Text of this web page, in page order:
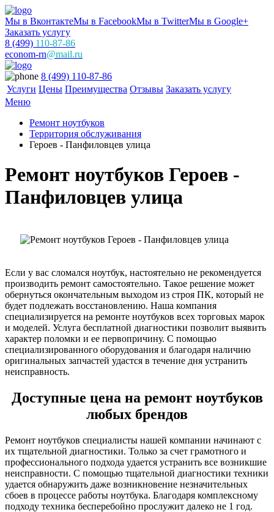
Мы в ВконтактеМы в FacebookМы в TwitterМы в Google+
Заказать услугу
8 (499) 110-87-86
econom-rn@mail.ru
8 (499) 110-87-86
Услуги Цены Преимущества Отзывы Заказать услугу
Меню
Ремонт ноутбуков
Территория обслуживания
Героев - Панфиловцев улица
Ремонт ноутбуков Героев -
Панфиловцев улица
Если у вас сломался ноутбук, настоятельно не рекомендуется
производить ремонт самостоятельно. Такое решение может
обернуться окончательным выходом из строя ПК, который не
будет подлежать восстановлению. Наша компания
специализируется на ремонте ноутбуков всех торговых марок
и моделей. Услуга бесплатной диагностики позволит выявить
характер поломки и ее первопричину. С помощью
специализированного оборудования и благодаря наличию
оригинальных запчастей удастся в течение дня устранить
неисправность.
Доступные цена на ремонт ноутбуков
любых брендов
Ремонт ноутбуков специалисты нашей компании начинают с
их тщательной диагностики. Только за счет грамотного и
профессионального подхода удается устранить все возникшие
неисправности. С помощью тщательной диагностики техники
удается обнаружить даже возникновение незначительных
сбоев в процессе работы ноутбука. Благодаря комплексному
подходу техника бесперебойно прослужит далеко не 1 год.